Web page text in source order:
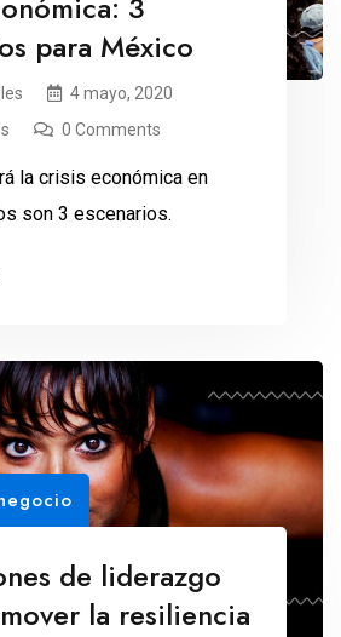
para México
4 mayo, 2020
0 Comments
la crisis económica en
son 3 escenarios.
de liderazgo
la resiliencia